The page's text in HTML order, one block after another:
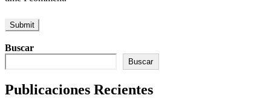
Buscar
Buscar
Publicaciones Recientes